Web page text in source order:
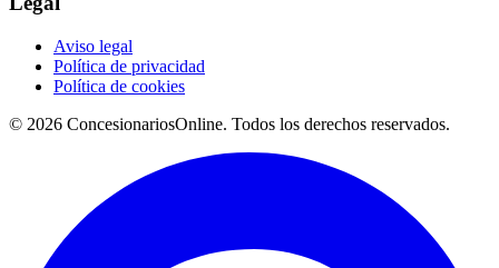
Aviso legal
Política de privacidad
Política de cookies
© 2026 ConcesionariosOnline. Todos los derechos reservados.